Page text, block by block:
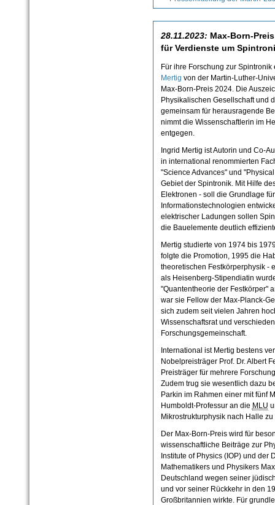
28.11.2023: Max-Born-
für Verdienste um
Für ihre Forschung zur
Mertig von der Martin-Luther-
Max-Born-Preis 2024. Die
Physikalischen Gesellschaft und
gemeinsam für herausragende
nimmt die Wissenschaftlerin im
entgegen.
Ingrid Mertig ist Autorin und Co-
in international renommierten
"Science Advances" und
Gebiet der Spintronik. Mit Hilfe
Elektronen - soll die Grundlage
Informationstechnologien
elektrischer Ladungen sollen
die Bauelemente deutlich
Mertig studierte von 1974 bis
folgte die Promotion, 1995 die
theoretischen Festkörperphysik -
als Heisenberg-Stipendiatin
"Quantentheorie der Festkörper"
war sie Fellow der Max-Planck-
sich zudem seit vielen Jahren
Wissenschaftsrat und
Forschungsgemeinschaft.
International ist Mertig bestens
Nobelpreisträger Prof. Dr. Albert
Preisträger für mehrere
Zudem trug sie wesentlich dazu
Parkin im Rahmen einer mit fünf
Humboldt-Professur an die MLU
Mikrostrukturphysik nach Halle zu
Der Max-Born-Preis wird für
wissenschaftliche Beiträge zur
Institute of Physics (IOP) und der
Mathematikers und Physikers
Deutschland wegen seiner
und vor seiner Rückkehr in den
Großbritannien wirkte. Für